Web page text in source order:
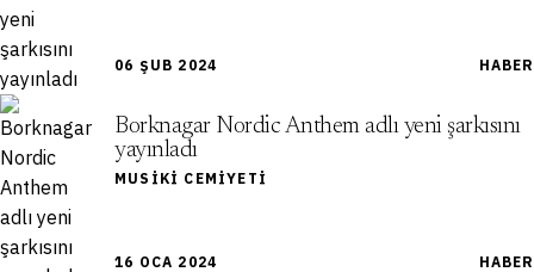
06 ŞUB 2024 HABER
16 OCA 2024
Borknagar Nordic Anthem adlı yeni şarkısını
yayınladı
MUSIKI CEMIYETI
HABER